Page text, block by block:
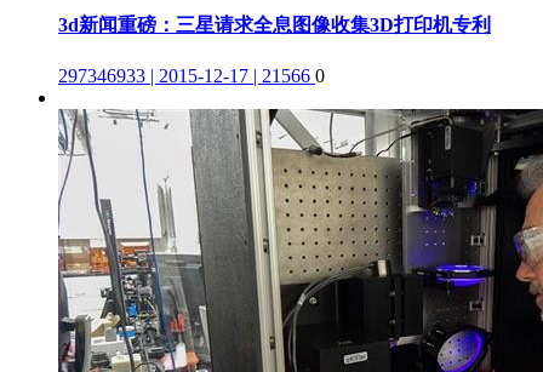
3d新闻重磅：三星请求全息图像收集3D打印机专利
297346933 | 2015-12-17 | 21566 0